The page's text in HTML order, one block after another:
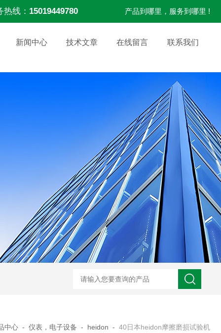
热线： 15019449780 产品到哪里，服务到哪里 !
新闻中心 技术文章 在线留言 联系我们
BL300Ft日本heidon外部输出搅拌器 搅拌器100日本heidon循环
中心 - 仪表，电子设备 - heidon - 40日本heidon摩擦磨损试验机